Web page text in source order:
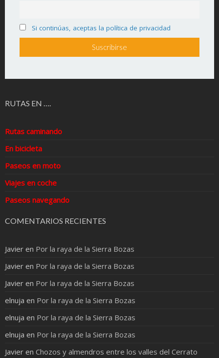
Si continúas, aceptas la política de privacidad
RUTAS EN ….
Rutas caminando
En bicicleta
Paseos en moto
Viajes en coche
Paseos navegando
COMENTARIOS RECIENTES
Javier en Por la raya de la Sierra Bozas
Javier en Por la raya de la Sierra Bozas
Javier en Por la raya de la Sierra Bozas
elnuja en Por la raya de la Sierra Bozas
elnuja en Por la raya de la Sierra Bozas
elnuja en Por la raya de la Sierra Bozas
Javier en Chozos y almendros entre los valles del Cerrato